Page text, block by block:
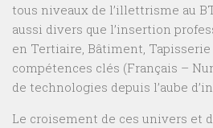
tous niveaux de l’illettrisme au
aussi divers que l’insertion
en Tertiaire, Bâtiment, Tapisserie
compétences clés (Français –
de technologies depuis l’aube
Le croisement de ces univers et